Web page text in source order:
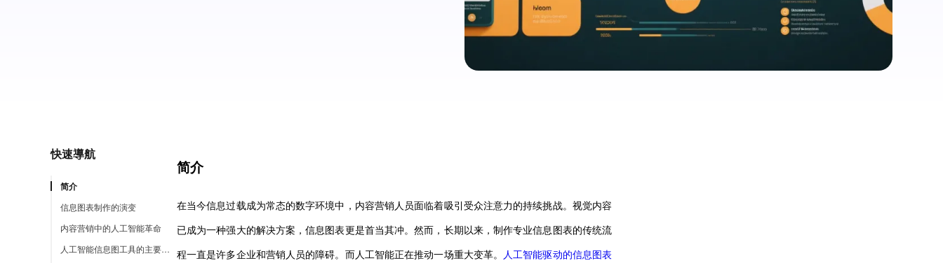
快速導航
简介
信息图表制作的演变
内容营销中的人工智能革命
人工智能信息图工具的主要优势
简介
在当今信息过载成为常态的数字环境中，内容营销人员面临着吸引受众注意力的持续挑战。视觉内容
已成为一种强大的解决方案，信息图表更是首当其冲。然而，长期以来，制作专业信息图表的传统流
程一直是许多企业和营销人员的障碍。而人工智能正在推动一场重大变革。
人工智能驱动的信息图表